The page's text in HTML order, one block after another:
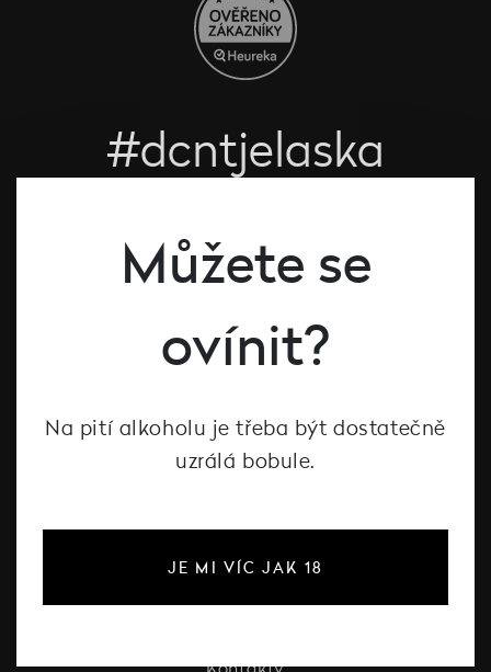
#dcntjelaska
Růžové víno
Vína Decanté Wines
Katalog vinařů
O Decanté
Vinotéka Liberec
Festival vína Liberec
Můžete se
ovínit?
Na pití alkoholu je třeba být dostatečně
uzrálá bobule.
JE MI VÍC JAK 18